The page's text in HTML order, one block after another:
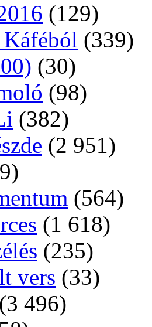
(129)
(339)
(30)
(98)
(382)
(2 951)
(564)
(1 618)
(235)
vers (33)
(3 496)